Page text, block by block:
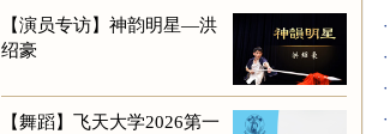
【演员专访】神韵明星—洪
绍豪
【舞蹈】飞天大学2026第一